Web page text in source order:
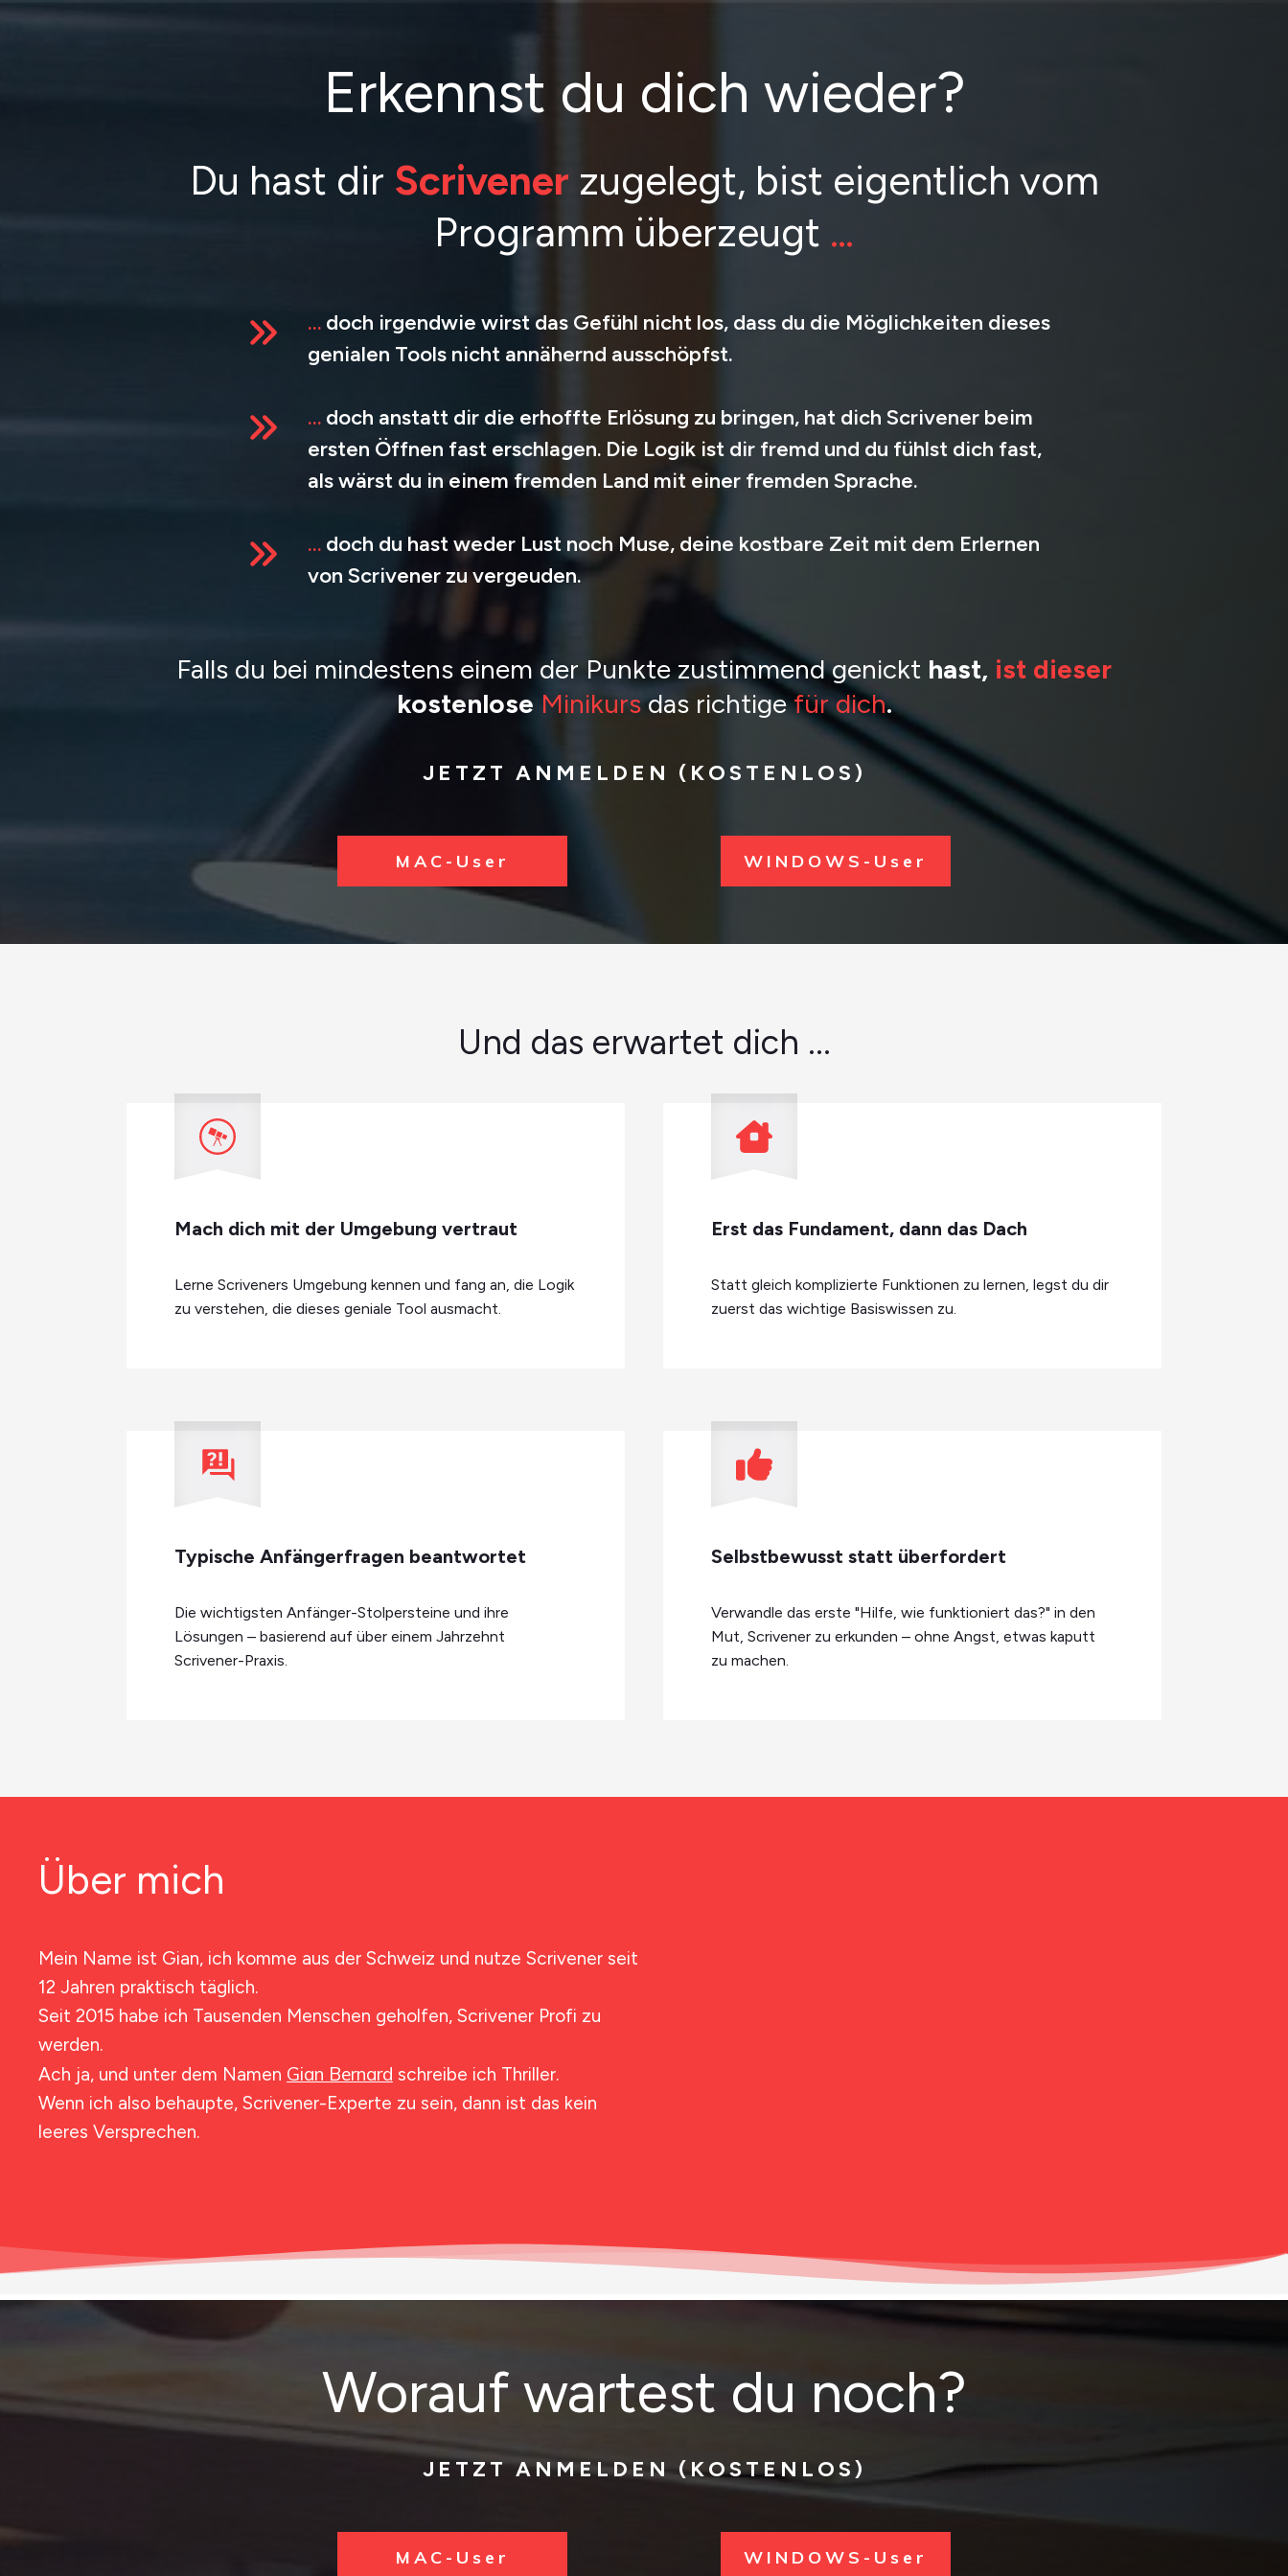
Erkennst du dich wieder?
Du hast dir Scrivener zugelegt, bist eigentlich vom
Programm überzeugt …
… doch irgendwie wirst das Gefühl nicht los, dass du die Möglichkeiten dieses
genialen Tools nicht annähernd ausschöpfst.
… doch anstatt dir die erhoffte Erlösung zu bringen, hat dich Scrivener beim
ersten Öffnen fast erschlagen. Die Logik ist dir fremd und du fühlst dich fast,
als wärst du in einem fremden Land mit einer fremden Sprache.
… doch du hast weder Lust noch Muse, deine kostbare Zeit mit dem Erlernen
von Scrivener zu vergeuden.
Falls du bei mindestens einem der Punkte zustimmend genickt hast, ist dieser
kostenlose Minikursdas richtigefür dich.
JETZT ANMELDEN (KOSTENLOS)
MAC-User WINDOWS-User
Und das erwartet dich ...
Mach dich mit der Umgebung vertraut
Lerne Scriveners Umgebung kennen und fang an, die Logik
zu verstehen, die dieses geniale Tool ausmacht.
Erst das Fundament, dann das Dach
Statt gleich komplizierte Funktionen zu lernen, legst du dir
zuerst das wichtige Basiswissen zu.
Typische Anfängerfragen beantwortet
Die wichtigsten Anfänger-Stolpersteine und ihre
Lösungen – basierend auf über einem Jahrzehnt
Scrivener-Praxis.
Selbstbewusst statt überfordert
Verwandle das erste "Hilfe, wie funktioniert das?" in den
Mut, Scrivener zu erkunden – ohne Angst, etwas kaputt
zu machen.
Über mich
Mein Name ist Gian, ich komme aus der Schweiz und nutze Scrivener seit
12 Jahren praktisch täglich.
Seit 2015 habe ich Tausenden Menschen geholfen, Scrivener Profi zu
werden.
Ach ja, und unter dem Namen Gian Bernard schreibe ich Thriller.
Wenn ich also behaupte, Scrivener-Experte zu sein, dann ist das kein
leeres Versprechen.
Worauf wartest du noch?
JETZT ANMELDEN (KOSTENLOS)
MAC-User WINDOWS-User